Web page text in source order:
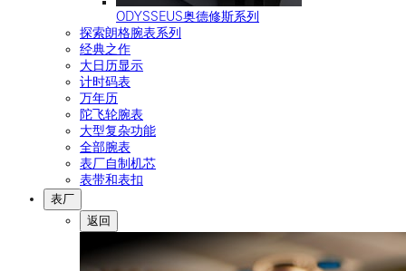
ODYSSEUS奥德修斯系列
探索朗格腕表系列
经典之作
大日历显示
计时码表
万年历
陀飞轮腕表
大型复杂功能
全部腕表
表厂自制机芯
表带和表扣
表厂
返回